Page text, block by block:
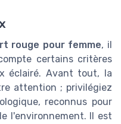
rouge pour femme, il
certains critères
éclairé. Avant tout, la
attention ; privilégiez
reconnus pour
l'environnement. Il est